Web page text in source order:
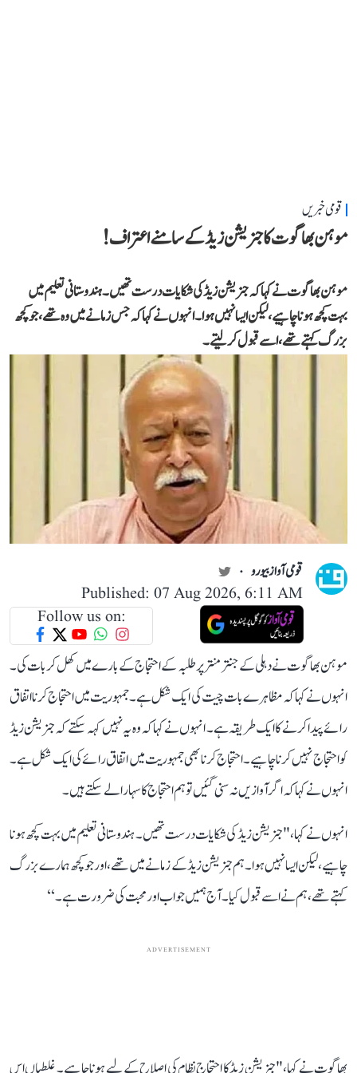
قومی خبریں
موہن بھاگوت کا جنریشن زیڈ کے سامنے اعتراف!
موہن بھاگوت نے کہاکہ جنریشن زیڈ کی شکایات درست تھیں۔ ہندوستانی تعلیم میں
بہت کچھ ہونا چاہیے، لیکن ایسا نہیں ہوا۔انہوں نے کہا کہ جس زمانے میں وہ تھے،جو کچھ
بزرگ کہتے تھے، اسے قبول کر لیتے۔
قومی آواز بیورو
Published: 07 Aug 2026, 6:11 AM
Follow us on:
موہن بھاگوت نے دہلی کے جنتر منتر پر طلبہ کے احتجاج کے بارے میں کھل کر بات کی۔
انہوں نے کہا کہ مظاہرے بات چیت کی ایک شکل ہے۔ جمہوریت میں احتجاج کرنا اتفاق
رائے پیدا کرنے کا ایک طریقہ ہے۔ انہوں نے کہا کہ وہ یہ نہیں کہہ سکتے کہ جنریشن زیڈ
کو احتجاج نہیں کرنا چاہیے۔احتجاج کرنا بھی جمہوریت میں اتفاق رائے کی ایک شکل ہے۔
انہو ں نے کہا کہ اگر آوازیں نہ سنی گئیں تو ہم احتجاج کا سہارا لے سکتے ہیں۔
انہوں نے کہا، " جنریشن زیڈ کی شکایات درست تھیں۔ ہندوستانی تعلیم میں بہت کچھ ہونا
چاہیے، لیکن ایسا نہیں ہوا۔ ہم جنریشن زیڈ کے زمانے میں تھے، اور جو کچھ ہمارے بزرگ
کہتے تھے، ہم نےاسے قبول کیا۔ آج ہمیں جواب اور محبت کی ضرورت ہے۔‘‘
ADVERTISEMENT